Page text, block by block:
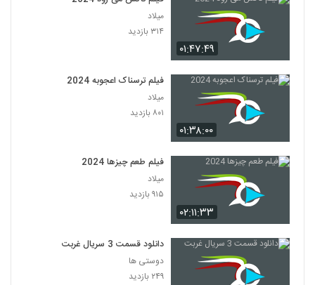
۰۱:۴۷:۴۹
میلاد
۳۱۴ بازدید
۰۱:۳۸:۰۰
فیلم ترسناک اعجوبه 2024
میلاد
۸۰۱ بازدید
۰۲:۱۱:۳۳
فیلم طعم چیزها 2024
میلاد
۹۱۵ بازدید
دانلود قسمت 3 سریال غربت
دوستی ها
۲۴۹ بازدید